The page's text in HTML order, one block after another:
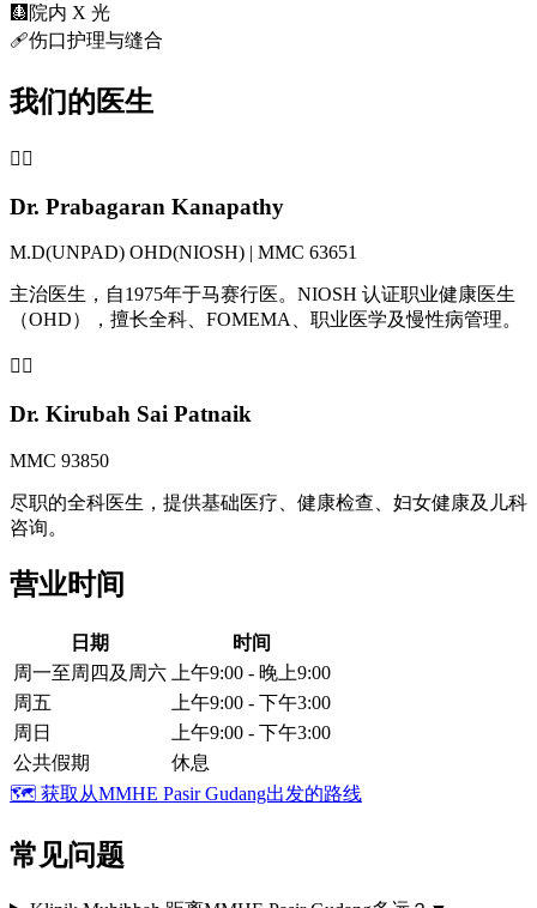
🩻 院内 X 光
🩹伤口护理与缝合
我们的医生
👨‍⚕️
Dr. Prabagaran Kanapathy
M.D(UNPAD) OHD(NIOSH) | MMC 63651
主治医生，自1975年于马赛行医。NIOSH 认证职业健康医生
（OHD），擅长全科、FOMEMA、职业医学及慢性病管理。
👩‍⚕️
Dr. Kirubah Sai Patnaik
MMC 93850
尽职的全科医生，提供基础医疗、健康检查、妇女健康及儿科
咨询。
营业时间
日期
时间
周一至周四及周六
上午9:00 - 晚上9:00
周五
上午9:00 - 下午3:00
周日
上午9:00 - 下午3:00
公共假期
休息
🗺️ 获取从MMHE Pasir Gudang出发的路线
常见问题